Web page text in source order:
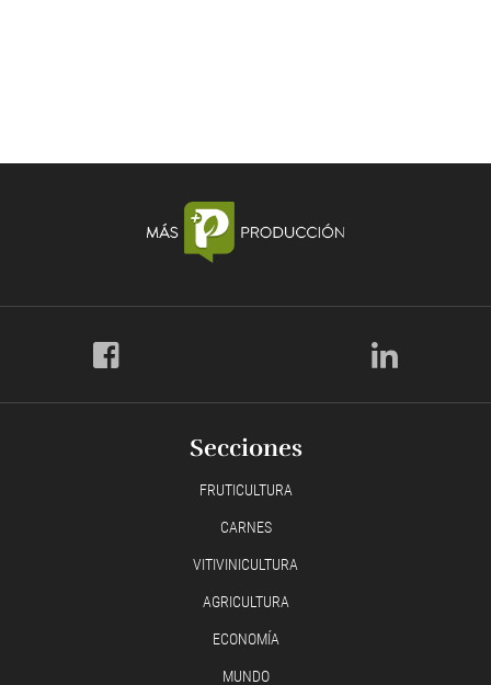
Secciones
FRUTICULTURA
CARNES
VITIVINICULTURA
AGRICULTURA
ECONOMÍA
MUNDO